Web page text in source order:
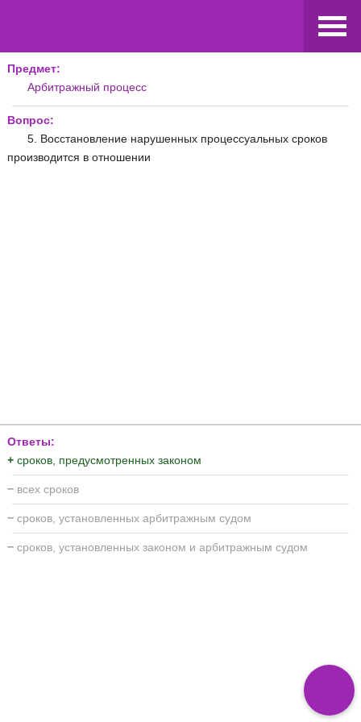
Предмет:
Арбитражный процесс
Вопрос:
5. Восстановление нарушенных процессуальных сроков
производится в отношении
Ответы:
+ сроков, предусмотренных законом
− всех сроков
− сроков, установленных арбитражным судом
− сроков, установленных законом и арбитражным судом